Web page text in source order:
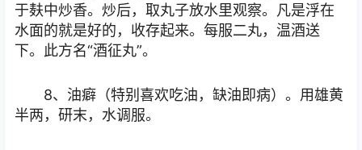
于麸中炒香。炒后，取丸子放水里观察。凡是浮在
水面的就是好的，收存起来。每服二丸，温酒送
下。此方名“酒征丸”。
8、油癖（特别喜欢吃油，缺油即病）。用雄黄
半两，研末，水调服。